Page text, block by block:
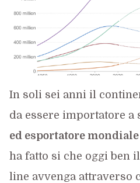
In soli sei anni il
da essere importatore a
ed esportatore
ha fatto si che oggi ben
line avvenga attraverso